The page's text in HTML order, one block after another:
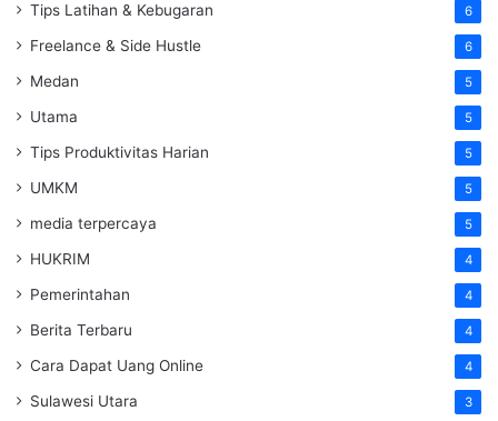
Tips Latihan & Kebugaran 6
Freelance & Side Hustle 6
Medan 5
Utama 5
Tips Produktivitas Harian 5
UMKM 5
media terpercaya 5
HUKRIM 4
Pemerintahan 4
Berita Terbaru 4
Cara Dapat Uang Online 4
Sulawesi Utara 3